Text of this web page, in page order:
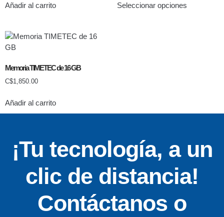
Añadir al carrito Seleccionar opciones
Memoria TIMETEC de 16 GB
C$1,850.00
Añadir al carrito
¡Tu tecnología, a un
clic de distancia!
Contáctanos o